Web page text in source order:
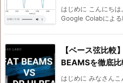
はじめに こんにちは
Google Colabによ
【ベース弦比
BEAMSを徹底
はじめに みなさん